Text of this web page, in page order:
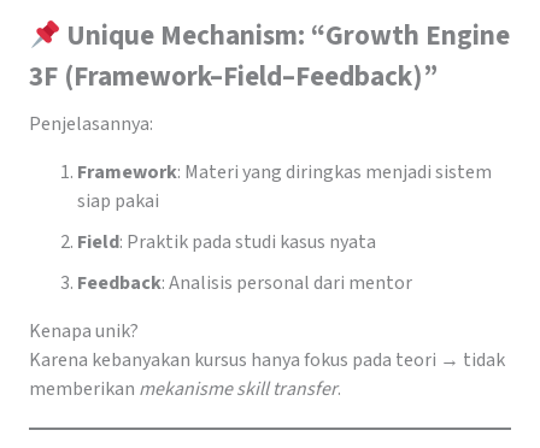
Unique Mechanism: “Growth Engine
3F (Framework–Field–Feedback)”
Penjelasannya:
Framework: Materi yang diringkas menjadi sistem
siap pakai
Field: Praktik pada studi kasus nyata
Feedback: Analisis personal dari mentor
Kenapa unik?
Karena kebanyakan kursus hanya fokus pada teori → tidak
memberikan mekanisme skill transfer.